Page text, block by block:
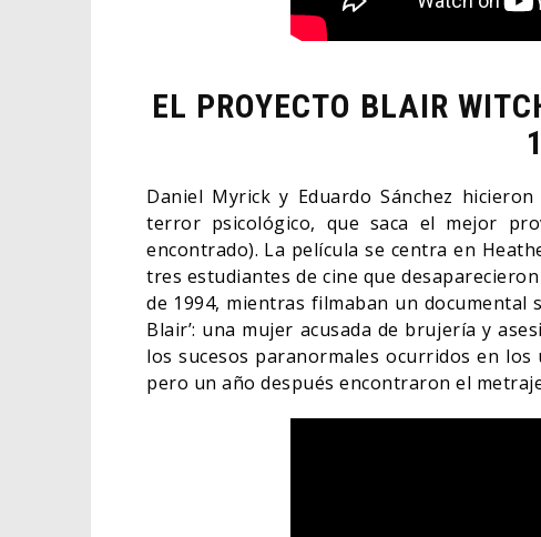
EL PROYECTO BLAIR
Daniel Myrick y Eduardo Sánchez
terror psicológico, que saca el mejor
encontrado). La película se centra en
tres estudiantes de cine que
de 1994, mientras filmaban un documental
Blair’: una mujer acusada de brujería y
los sucesos paranormales ocurridos en
pero un año después encontraron el